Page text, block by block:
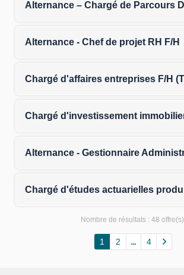
Alternance - Chef de projet RH F/H
Nombre de résultats : 48 offre(s)
1 2 4